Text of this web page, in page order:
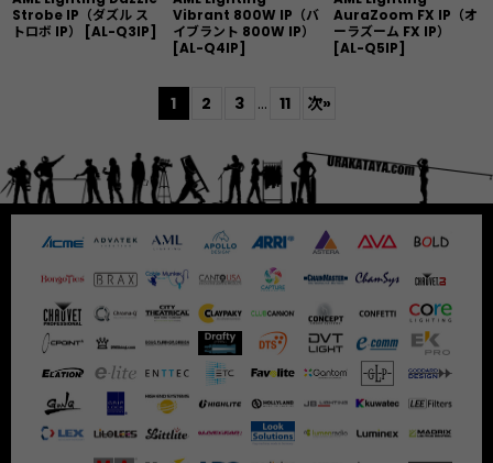
Strobe IP（ダズル ス
トロボ IP）
[AL-Q3IP]
Vibrant 800W IP（バ
イブラント 800W IP）
[AL-Q4IP]
AuraZoom FX IP（オ
ーラズーム FX IP）
[AL-Q5IP]
1 2 3 ... 11 次»